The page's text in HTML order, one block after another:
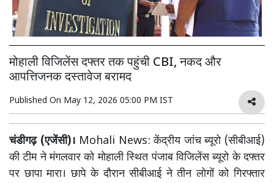
मोहाली विजिलेंस दफ्तर तक पहुंची CBI, नकद और
आपत्तिजनक दस्तावेज बरामद
Published On May 12, 2026 05:00 PM IST
चंडीगढ़ (एजेंसी)। Mohali News: केंद्रीय जांच ब्यूरो (सीबीआई)
की टीम ने मंगलवार को मोहाली स्थित पंजाब विजिलेंस ब्यूरो के दफ्तर
पर छापा मारा। छापे के दौरान सीबीआई ने तीन लोगों को गिरफ्तार